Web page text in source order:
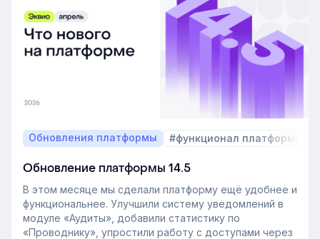
Обновления платформы #функционал платформы
Обновление платформы 14.5
В этом месяце мы сделали платформу ещё удобнее и
функциональнее. Улучшили систему уведомлений в
модуле «Аудиты», добавили статистику по
«Проводнику», упростили работу с доступами через